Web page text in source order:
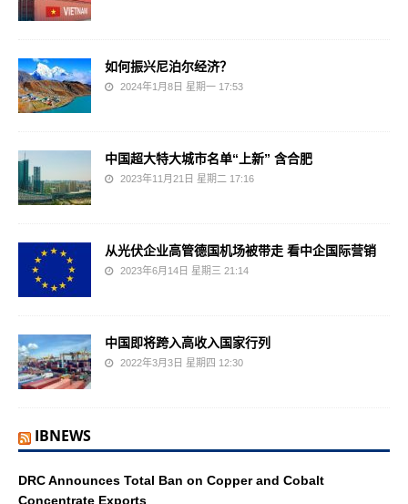
如何振兴尼泊尔经济？
2024年1月8日 星期一 17:53
中国超大特大城市名单“上新” 含合肥
2023年11月21日 星期二 17:16
从光伏企业高管德国机场被带走 看中企国际营销
2023年6月14日 星期三 21:14
中国即将跨入高收入国家行列
2022年3月3日 星期四 12:30
IBNEWS
DRC Announces Total Ban on Copper and Cobalt
Concentrate Exports